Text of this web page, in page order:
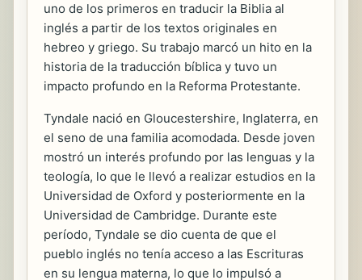
uno de los primeros en traducir la Biblia al
inglés a partir de los textos originales en
hebreo y griego. Su trabajo marcó un hito en la
historia de la traducción bíblica y tuvo un
impacto profundo en la Reforma Protestante.
Tyndale nació en Gloucestershire, Inglaterra, en
el seno de una familia acomodada. Desde joven
mostró un interés profundo por las lenguas y la
teología, lo que le llevó a realizar estudios en la
Universidad de Oxford y posteriormente en la
Universidad de Cambridge. Durante este
período, Tyndale se dio cuenta de que el
pueblo inglés no tenía acceso a las Escrituras
en su lengua materna, lo que lo impulsó a